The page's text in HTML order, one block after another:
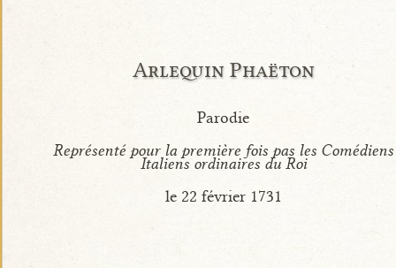
Arlequin Phaëton
Parodie
Représenté pour la première fois pas les Comédiens
Italiens ordinaires du Roi
le 22 février 1731